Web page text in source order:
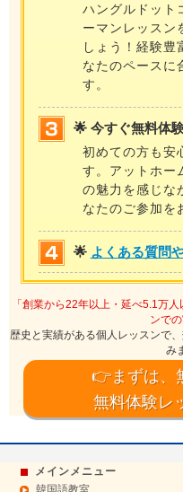
ハングルドット
ーマンレッスン
しょう！経験豊
なたのペースに
す。
🌟 今すぐ無料体
初めての方も安
す。アットホー
の魅力を感じな
なたのご参加を
🌟 よくある質問
「創業から22年以上・延べ5.1万
ンでの
歴史と実績がある個人レッスンで
み
👉まずは、
無料体験レ
メインメニュー
韓国語教室